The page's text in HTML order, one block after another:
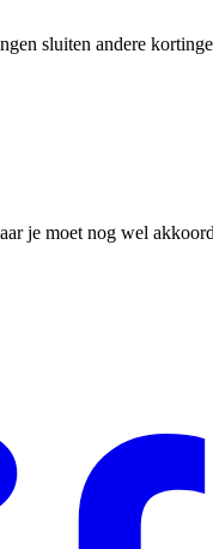
sluiten andere
je moet nog wel